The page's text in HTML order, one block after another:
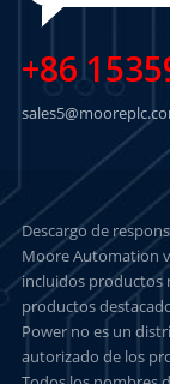
+86
Descargo de
Moore Automation
incluidos productos
productos
Power no es un
autorizado de los